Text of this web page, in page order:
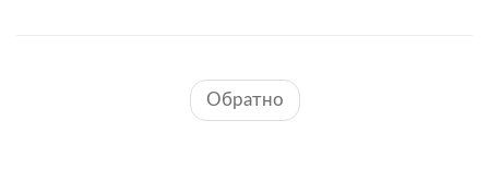
Обратно